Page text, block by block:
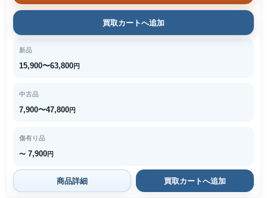
買取カートへ追加
新品
15,900〜63,800円
中古品
7,900〜47,800円
傷有り品
〜 7,900円
商品詳細 買取カートへ追加